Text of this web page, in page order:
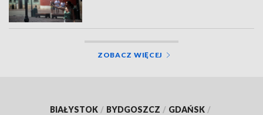
ZOBACZ WIĘCEJ
BIAŁYSTOK / BYDGOSZCZ / GDAŃSK /